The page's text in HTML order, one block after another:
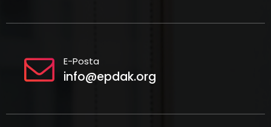
a
i
g
a
E-Posta
info@epdak.org